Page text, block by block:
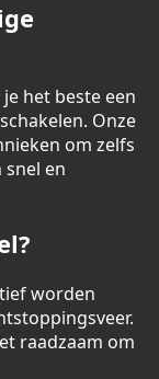
het beste een
Onze
om zelfs
en
worden
raadzaam om